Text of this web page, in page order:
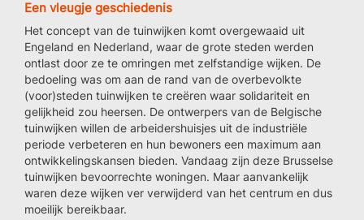
Een vleugje geschiedenis
Het concept van de tuinwijken komt overgewaaid uit
Engeland en Nederland, waar de grote steden werden
ontlast door ze te omringen met zelfstandige wijken. De
bedoeling was om aan de rand van de overbevolkte
(voor)steden tuinwijken te creëren waar solidariteit en
gelijkheid zou heersen. De ontwerpers van de Belgische
tuinwijken willen de arbeidershuisjes uit de industriële
periode verbeteren en hun bewoners een maximum aan
ontwikkelingskansen bieden. Vandaag zijn deze Brusselse
tuinwijken bevoorrechte woningen. Maar aanvankelijk
waren deze wijken ver verwijderd van het centrum en dus
moeilijk bereikbaar.